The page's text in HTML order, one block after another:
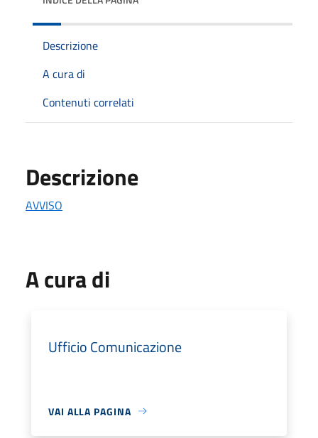
Descrizione
A cura di
Contenuti correlati
Descrizione
AVVISO
A cura di
Ufficio Comunicazione
VAI ALLA PAGINA